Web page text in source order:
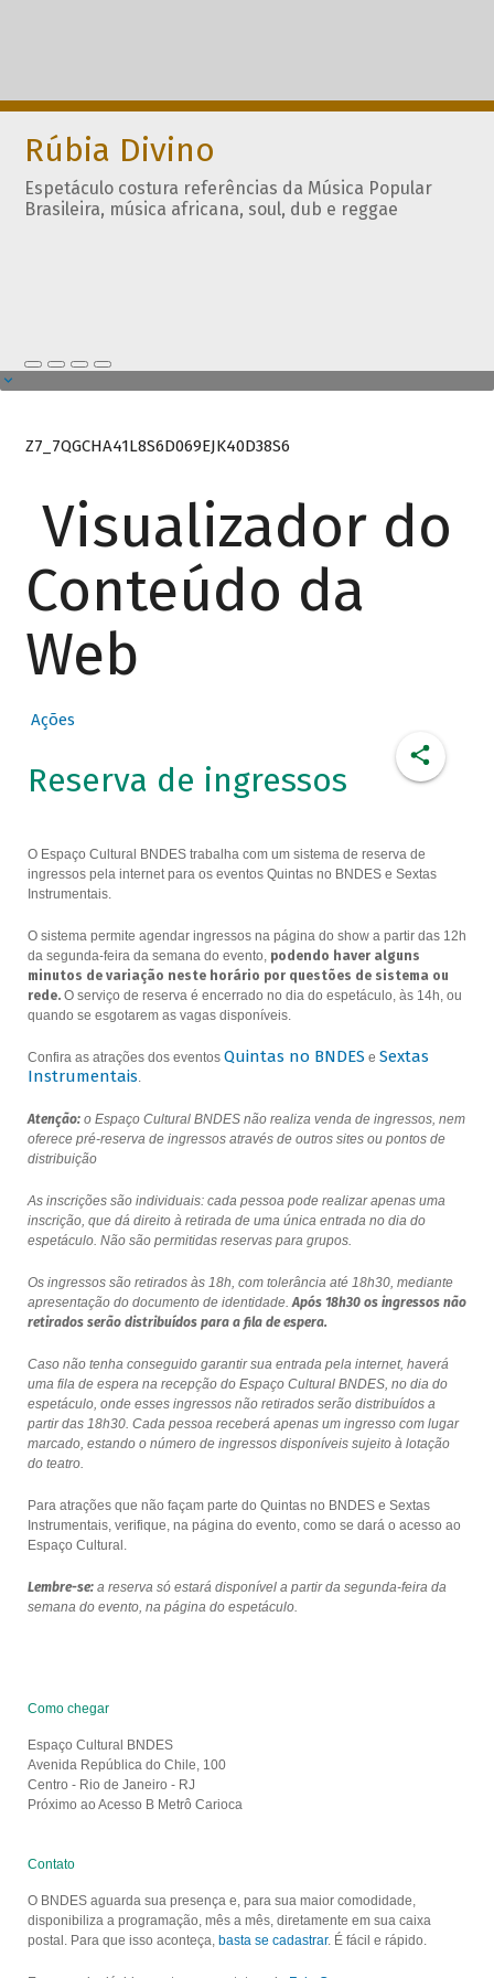
Rúbia Divino
Espetáculo costura referências da Música Popular
Brasileira, música africana, soul, dub e reggae
Z7_7QGCHA41L8S6D069EJK40D38S6
Visualizador do
Conteúdo da
Web
Ações
Reserva de ingressos
O Espaço Cultural BNDES trabalha com um sistema de reserva de
ingressos pela internet para os eventos Quintas no BNDES e Sextas
Instrumentais.
O sistema permite agendar ingressos na página do show a partir das 12h
da segunda-feira da semana do evento, podendo haver alguns
minutos de variação neste horário por questões de sistema ou
rede.O serviço de reserva é encerrado no dia do espetáculo, às 14h, ou
quando se esgotarem as vagas disponíveis.
Confira as atrações dos eventos Quintas no BNDES e Sextas
Instrumentais.
Atenção:o Espaço Cultural BNDES não realiza venda de ingressos, nem
oferece pré-reserva de ingressos através de outros sites ou pontos de
distribuição
As inscrições são individuais: cada pessoa pode realizar apenas uma
inscrição, que dá direito à retirada de uma única entrada no dia do
espetáculo. Não são permitidas reservas para grupos.
Os ingressos são retirados às 18h, com tolerância até 18h30, mediante
apresentação do documento de identidade.Após 18h30 os ingressos não
retirados serão distribuídos para a fila de espera.
Caso não tenha conseguido garantir sua entrada pela internet, haverá
uma fila de espera na recepção do Espaço Cultural BNDES, no dia do
espetáculo, onde esses ingressos não retirados serão distribuídos a
partir das 18h30. Cada pessoa receberá apenas um ingresso com lugar
marcado, estando o número de ingressos disponíveis sujeito à lotação
do teatro.
Para atrações que não façam parte do Quintas no BNDES e Sextas
Instrumentais, verifique, na página do evento, como se dará o acesso ao
Espaço Cultural.
Lembre-se:a reserva só estará disponível a partir da segunda-feira da
semana do evento, na página do espetáculo.
Como chegar
Espaço Cultural BNDES
Avenida República do Chile, 100
Centro - Rio de Janeiro - RJ
Próximo ao Acesso B Metrô Carioca
Contato
O BNDES aguarda sua presença e, para sua maior comodidade,
disponibiliza a programação, mês a mês, diretamente em sua caixa
postal. Para que isso aconteça, basta se cadastrar. É fácil e rápido.